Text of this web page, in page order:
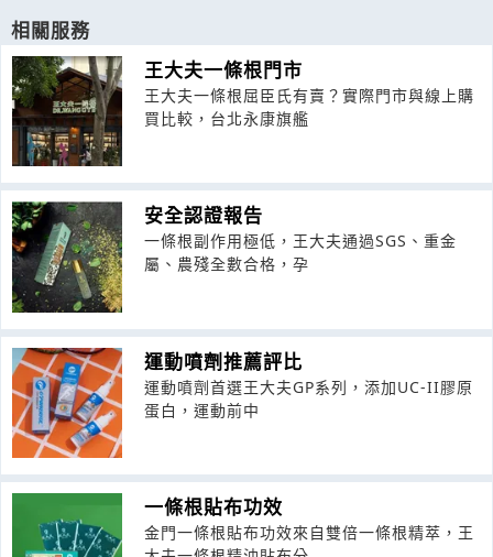
相關服務
王大夫一條根門市
王大夫一條根屈臣氏有賣？實際門市與線上購
買比較，台北永康旗艦
安全認證報告
一條根副作用極低，王大夫通過SGS、重金
屬、農殘全數合格，孕
運動噴劑推薦評比
運動噴劑首選王大夫GP系列，添加UC-II膠原
蛋白，運動前中
一條根貼布功效
金門一條根貼布功效來自雙倍一條根精萃，王